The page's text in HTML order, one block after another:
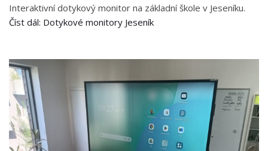
Interaktivní dotykový monitor na základní škole v Jeseníku.
Číst dál: Dotykové monitory Jeseník